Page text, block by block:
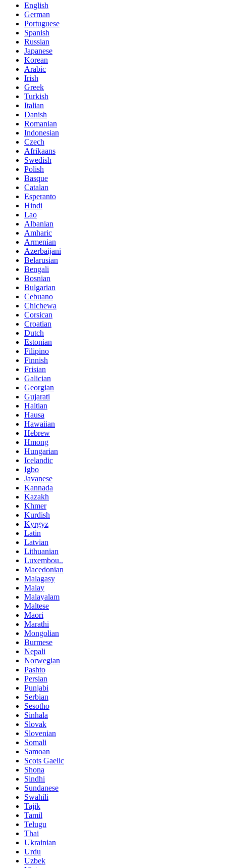
English
German
Portuguese
Spanish
Russian
Japanese
Korean
Arabic
Irish
Greek
Turkish
Italian
Danish
Romanian
Indonesian
Czech
Afrikaans
Swedish
Polish
Basque
Catalan
Esperanto
Hindi
Lao
Albanian
Amharic
Armenian
Azerbaijani
Belarusian
Bengali
Bosnian
Bulgarian
Cebuano
Chichewa
Corsican
Croatian
Dutch
Estonian
Filipino
Finnish
Frisian
Galician
Georgian
Gujarati
Haitian
Hausa
Hawaiian
Hebrew
Hmong
Hungarian
Icelandic
Igbo
Javanese
Kannada
Kazakh
Khmer
Kurdish
Kyrgyz
Latin
Latvian
Lithuanian
Luxembou..
Macedonian
Malagasy
Malay
Malayalam
Maltese
Maori
Marathi
Mongolian
Burmese
Nepali
Norwegian
Pashto
Persian
Punjabi
Serbian
Sesotho
Sinhala
Slovak
Slovenian
Somali
Samoan
Scots Gaelic
Shona
Sindhi
Sundanese
Swahili
Tajik
Tamil
Telugu
Thai
Ukrainian
Urdu
Uzbek